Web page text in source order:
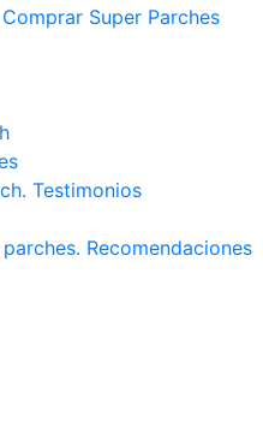
Testimonios
Recomendaciones